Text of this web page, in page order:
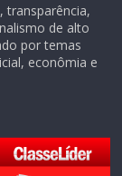
transparência,
de alto
por temas
econômia e